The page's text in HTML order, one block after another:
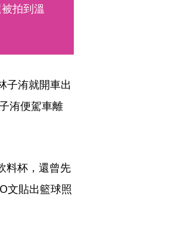
拍到溫
子洧就開車出
洧便駕車離
料杯，還曾先
文貼出籃球照